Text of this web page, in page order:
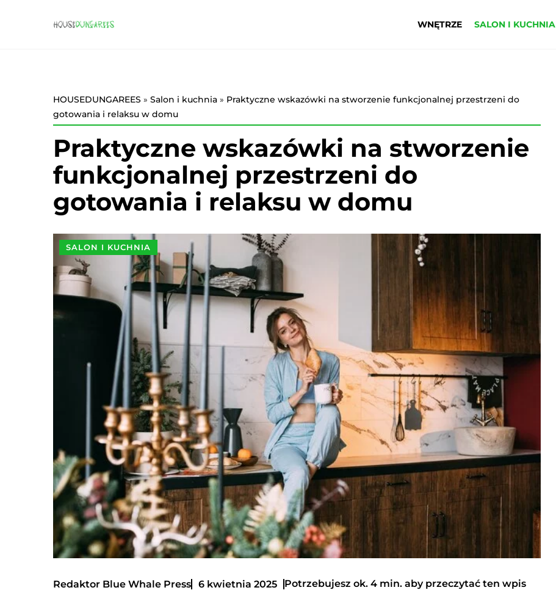
WNĘTRZE SALON I KUCHNIA
HOUSEDUNGAREES » Salon i kuchnia » Praktyczne wskazówki na stworzenie funkcjonalnej przestrzeni do
gotowania i relaksu w domu
Praktyczne wskazówki na stworzenie
funkcjonalnej przestrzeni do
gotowania i relaksu w domu
SALON I KUCHNIA
Redaktor Blue Whale Press 6 kwietnia 2025 Potrzebujesz ok. 4 min. aby przeczytać ten wpis